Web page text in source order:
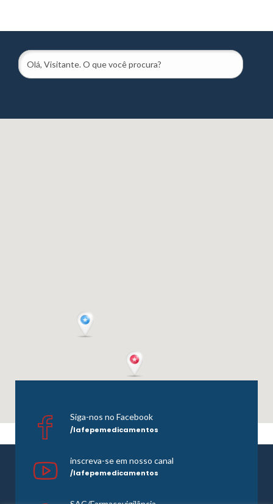
Siga-nos no Facebook
/lafepemedicamentos
inscreva-se em nosso canal
/lafepemedicamentos